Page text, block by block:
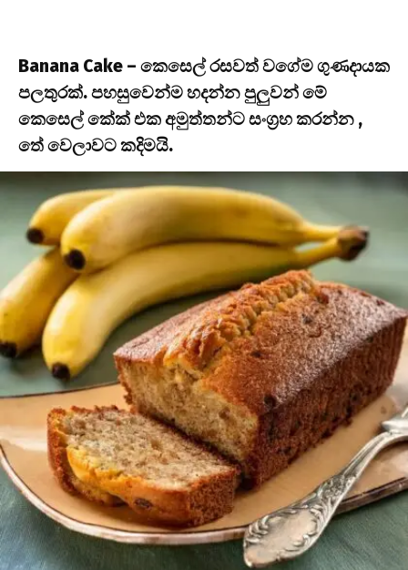
Banana Cake – කෙසෙල් රසවත් වගේම ගුණදායක
පලතුරක්. පහසුවෙන්ම හදන්න පුලුවන් මේ
කෙසෙල් කේක් එක අමුත්තන්ට සංග්‍රහ කරන්න ,
තේ වෙලාවට කදිමයි.